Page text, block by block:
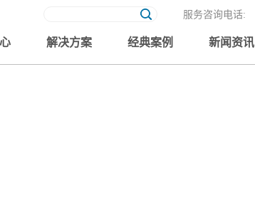
服务咨询电话:
解决方案 经典案例 新闻资讯